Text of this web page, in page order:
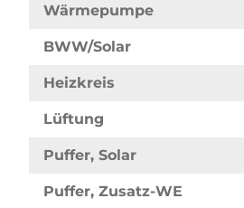
Wärmepumpe
BWW/Solar
Heizkreis
Lüftung
Puffer, Solar
Puffer, Zusatz-WE